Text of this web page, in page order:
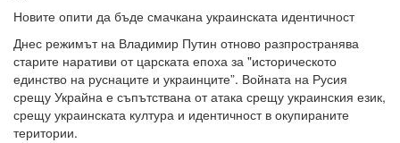
Новите опити да бъде смачкана украинската идентичност
Днес режимът на Владимир Путин отново разпространява
старите наративи от царската епоха за "историческото
единство на руснаците и украинците”. Войната на Русия
срещу Украйна е съпътствана от атака срещу украинския език,
срещу украинската култура и идентичност в окупираните
територии.